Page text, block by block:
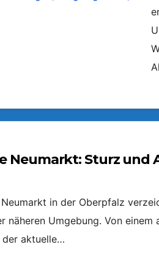
Neumarkt: Sturz und
in der Oberpfalz
näheren Umgebung. Von
aktuelle…